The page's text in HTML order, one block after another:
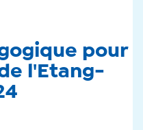
pour
l'Etang-